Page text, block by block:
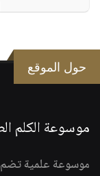
حول الموقع
موسوعة الكلم
موسوعة علمية تضم